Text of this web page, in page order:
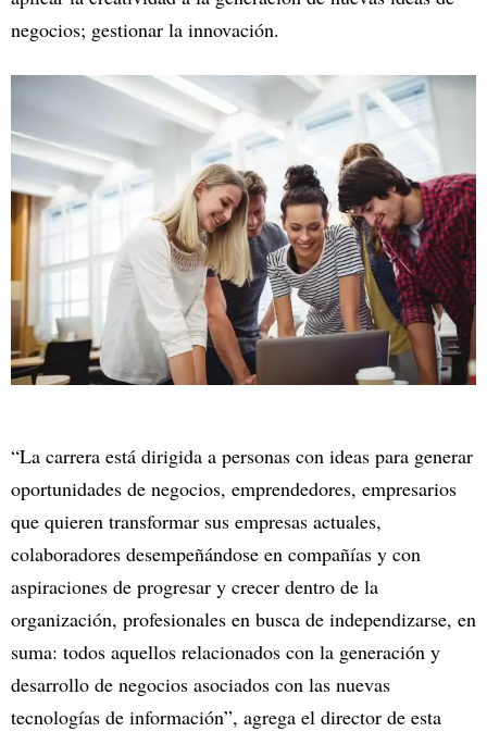
negocios; gestionar la innovación.
“La carrera está dirigida a personas con ideas para generar
oportunidades de negocios, emprendedores, empresarios
que quieren transformar sus empresas actuales,
colaboradores desempeñándose en compañías y con
aspiraciones de progresar y crecer dentro de la
organización, profesionales en busca de independizarse, en
suma: todos aquellos relacionados con la generación y
desarrollo de negocios asociados con las nuevas
tecnologías de información”, agrega el director de esta